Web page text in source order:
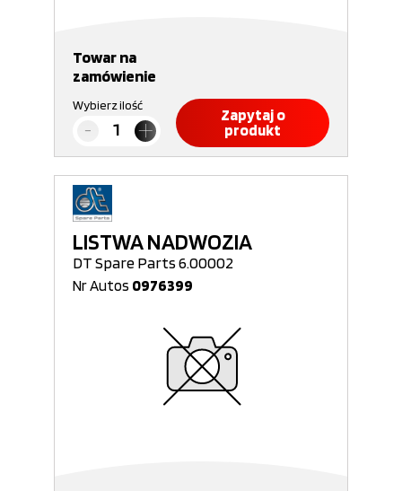
Towar na
zamówienie
Wybierz ilość
Zapytaj o
produkt
LISTWA NADWOZIA
DT Spare Parts 6.00002
Nr Autos 0976399